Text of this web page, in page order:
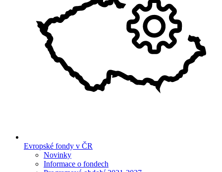
Evropské fondy v ČR
Novinky
Informace o fondech